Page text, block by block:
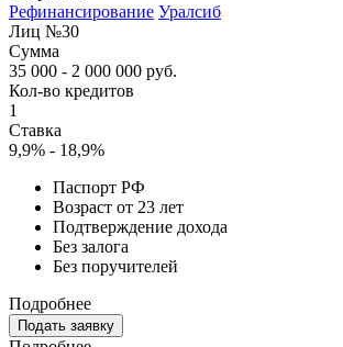
Рефинансирование Уралсиб
Лиц №30
Сумма
35 000 - 2 000 000 руб.
Кол-во кредитов
1
Ставка
9,9% - 18,9%
Паспорт РФ
Возраст от 23 лет
Подтверждение дохода
Без залога
Без поручителей
Подробнее
Подать заявку